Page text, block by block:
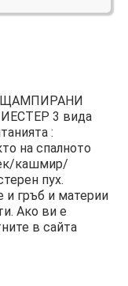
ЩАМПИРАНИ
3 вида
:
на спалното
кашмир/
пух.
и гръб и материи
Ако ви е
в сайта